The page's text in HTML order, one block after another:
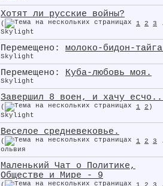
Хотят ли русские войны?
( 1 2 3
Skylight
Перемещено: молоко-бидон-
Skylight
Перемещено: Куба-любовь моя.
Skylight
Завершил 8 воен, и хачу
( 1 2 )
Skylight
Веселое средневековье.
( 1 2 3
ольвия
Маленький Чат о Политике,
Обществе и Мире - 9